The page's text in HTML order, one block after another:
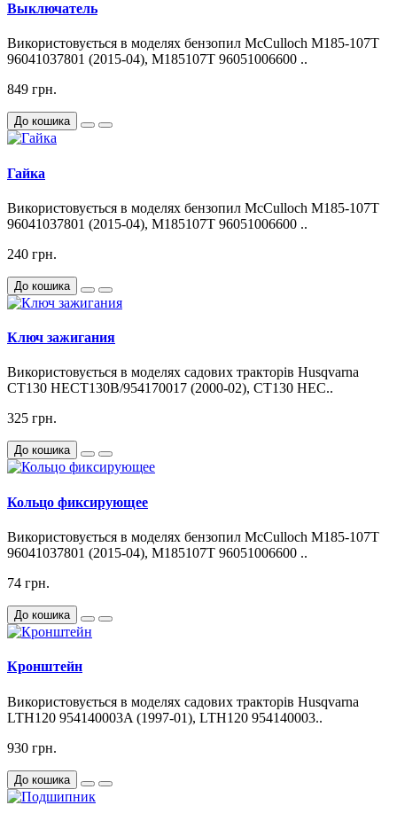
Выключатель
Використовується в моделях бензопил McCulloch M185-107T
96041037801 (2015-04), M185107T 96051006600 ..
849 грн.
До кошика
Гайка
Використовується в моделях бензопил McCulloch M185-107T
96041037801 (2015-04), M185107T 96051006600 ..
240 грн.
До кошика
Ключ зажигания
Використовується в моделях садових тракторів Husqvarna
CT130 HECT130B/954170017 (2000-02), CT130 HEC..
325 грн.
До кошика
Кольцо фиксирующее
Використовується в моделях бензопил McCulloch M185-107T
96041037801 (2015-04), M185107T 96051006600 ..
74 грн.
До кошика
Кронштейн
Використовується в моделях садових тракторів Husqvarna
LTH120 954140003A (1997-01), LTH120 954140003..
930 грн.
До кошика